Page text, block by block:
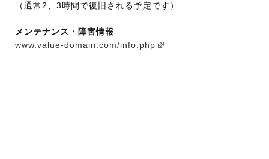
（通常2、3時間で復旧される予定です）
メンテナンス・障害情報
www.value-domain.com/info.php